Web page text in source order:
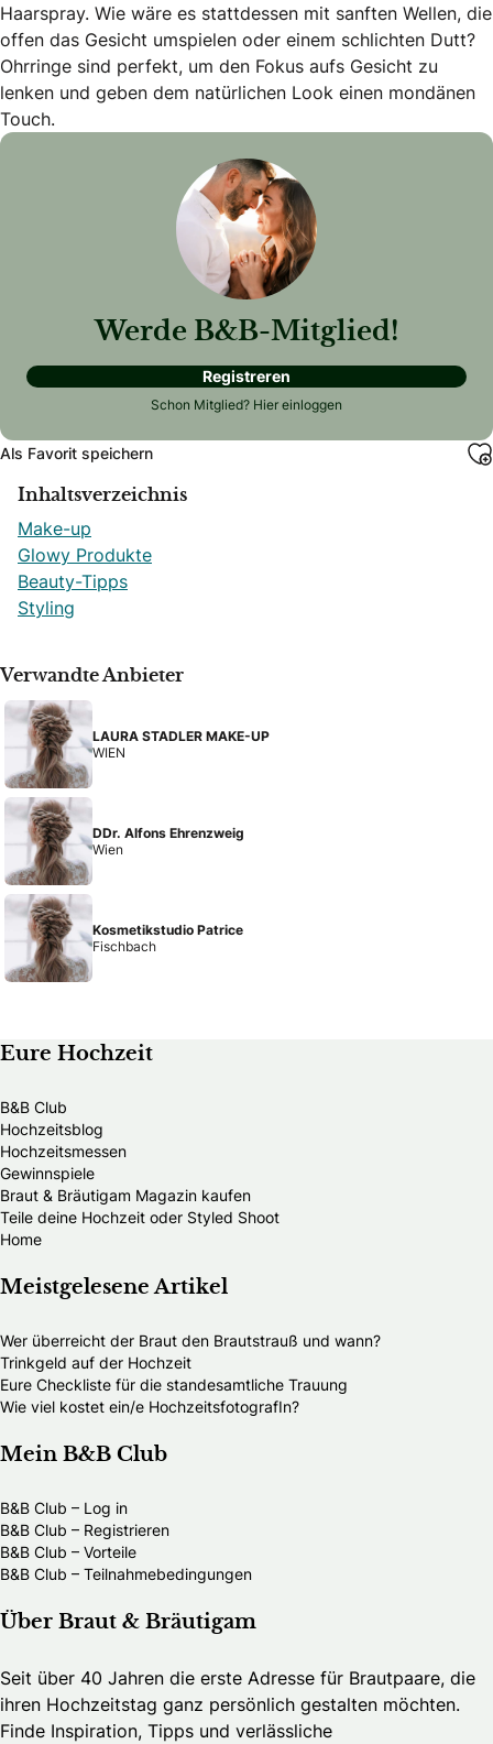
Haarspray. Wie wäre es stattdessen mit sanften Wellen, die
offen das Gesicht umspielen oder einem schlichten Dutt?
Ohrringe sind perfekt, um den Fokus aufs Gesicht zu
lenken und geben dem natürlichen Look einen mondänen
Touch.
Werde B&B-Mitglied!
Registreren
Schon Mitglied? Hier einloggen
Als Favorit speichern
Inhaltsverzeichnis
Make-up
Glowy Produkte
Beauty-Tipps
Styling
Verwandte Anbieter
LAURA STADLER MAKE-UP
WIEN
DDr. Alfons Ehrenzweig
Wien
Kosmetikstudio Patrice
Fischbach
Eure Hochzeit
B&B Club
Hochzeitsblog
Hochzeitsmessen
Gewinnspiele
Braut & Bräutigam Magazin kaufen
Teile deine Hochzeit oder Styled Shoot
Home
Meistgelesene Artikel
Wer überreicht der Braut den Brautstrauß und wann?
Trinkgeld auf der Hochzeit
Eure Checkliste für die standesamtliche Trauung
Wie viel kostet ein/e HochzeitsfotografIn?
Mein B&B Club
B&B Club – Log in
B&B Club – Registrieren
B&B Club – Vorteile
B&B Club – Teilnahmebedingungen
Über Braut & Bräutigam
Seit über 40 Jahren die erste Adresse für Brautpaare, die
ihren Hochzeitstag ganz persönlich gestalten möchten.
Finde Inspiration, Tipps und verlässliche